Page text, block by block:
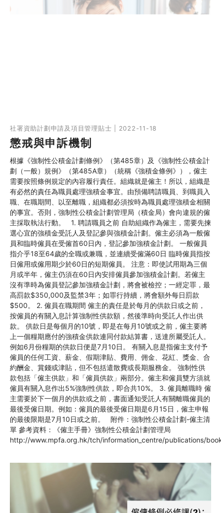
社署資助計劃申請及項目管理貼士 | 2022-11-18
懲戒與申訴機制
根據《強制性公積金計劃條例》（第485章）及《強制性公積金計
劃（一般）規例》（第485A章）（統稱《強積金條例》），僱主
需要按照條例規定的內容履行責任。組織就是僱主！所以，組織是
有必然的責任為職員處理強積金事宜。由預備聘請職員、到職員入
職、在職期間、以至離職，組織都必須按時為職員處理強積金相關
的事宜。否則，強制性公積金計劃管理局（積金局）會向違規的僱
主採取執法行動。 1. 聘請職員之前 自助組織作為僱主，需要先揀
選心宜的強積金受託人及登記參與強積金計劃。僱主必須為一般僱
員和臨時僱員在受僱首60日內，登記參加強積金計劃。 一般僱員
指介乎18至64歲的全職或兼職，並連續受僱滿60日 臨時僱員指按
日僱用或僱用期少於60日的短期僱員。 注意：即使試用期為三個
月或半年，僱主仍須在60日內安排僱員參加強積金計劃。若僱主
沒有準時為僱員登記參加強積金計劃，將會被檢控；一經定罪，最
高罰款$350,000及監禁3年；如罪行持續，將會額外每日罰款
$500。 2. 僱員在職期間 僱主的責任是於每月的供款日或之前，
按僱員的有關入息計算強制性供款額，然後準時向受託人作出供
款。 供款日是每個月的10號，即是在每月10號或之前，僱主要將
上一個糧期應付的強積金供款連同付款結算書，送達所屬受託人。
例如6月份糧期的供款日便是7月10日。 有關入息是指僱主支付予
僱員的任何工資、薪金、假期津貼、費用、佣金、花紅、獎金、合
約酬金、賞錢或津貼，但不包括遣散費或長期服務金。 強制性供
款包括「僱主供款」和「僱員供款」兩部分。僱主和僱員雙方須就
僱員有關入息作出5%強制性供款，即合共10%。 3. 僱員離職時 僱
主需要於下一個月的供款或之前，書面通知受託人有關離職僱員的
最後受僱日期。例如：僱員的最後受僱日期是6月15日，僱主申報
的最後限期是7月10日或之前。 附件：強制性公積金計劃-僱主清
單 參考資料：《僱主手冊》強制性公積金計劃管理局
http://www.mpfa.org.hk/tch/information_centre/publications/